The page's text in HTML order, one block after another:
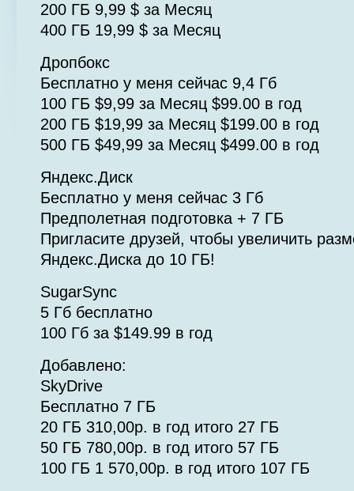
200 ГБ 9,99 $ за Месяц
400 ГБ 19,99 $ за Месяц
Дропбокс
Бесплатно у меня сейчас 9,4 Гб
100 ГБ $9,99 за Месяц $99.00 в год
200 ГБ $19,99 за Месяц $199.00 в год
500 ГБ $49,99 за Месяц $499.00 в год
Яндекс.Диск
Бесплатно у меня сейчас 3 Гб
Предполетная подготовка + 7 ГБ
Пригласите друзей, чтобы увеличить
Яндекс.Диска до 10 ГБ!
SugarSync
5 Гб бесплатно
100 Гб за $149.99 в год
Добавлено:
SkyDrive
Бесплатно 7 ГБ
20 ГБ 310,00р. в год итого 27 ГБ
50 ГБ 780,00р. в год итого 57 ГБ
100 ГБ 1 570,00р. в год итого 107 ГБ